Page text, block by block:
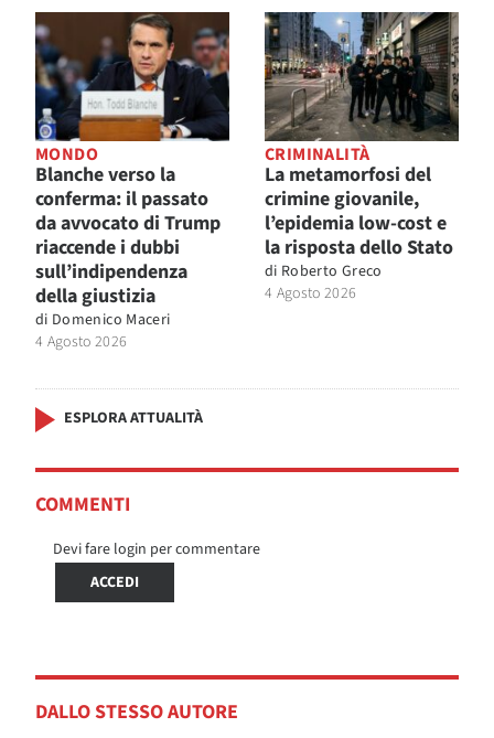
MONDO
Blanche verso la
conferma: il passato
da avvocato di Trump
riaccende i dubbi
sull’indipendenza
della giustizia
di Domenico Maceri
4 Agosto 2026
CRIMINALITÀ
La metamorfosi del
crimine giovanile,
l’epidemia low-cost e
la risposta dello Stato
di Roberto Greco
4 Agosto 2026
ESPLORA ATTUALITÀ
COMMENTI
Devi fare login per commentare
ACCEDI
DALLO STESSO AUTORE